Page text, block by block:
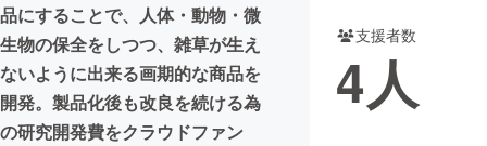
CAMPFIREふるさと納税machi-ya コミュニティ
品にすることで、人体・動物・微
生物の保全をしつつ、雑草が生え
ないように出来る画期的な商品を
開発。製品化後も改良を続ける為
の研究開発費をクラウドファン
支援者数
4人